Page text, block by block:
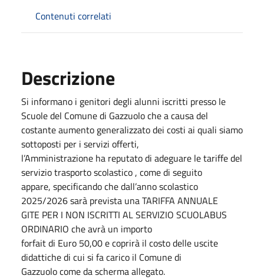
Contenuti correlati
Descrizione
Si informano i genitori degli alunni iscritti presso le
Scuole del Comune di Gazzuolo che a causa del
costante aumento generalizzato dei costi ai quali siamo
sottoposti per i servizi offerti,
l’Amministrazione ha reputato di adeguare le tariffe del
servizio trasporto scolastico , come di seguito
appare, specificando che dall’anno scolastico
2025/2026 sarà prevista una TARIFFA ANNUALE
GITE PER I NON ISCRITTI AL SERVIZIO SCUOLABUS
ORDINARIO che avrà un importo
forfait di Euro 50,00 e coprirà il costo delle uscite
didattiche di cui si fa carico il Comune di
Gazzuolo come da scherma allegato.